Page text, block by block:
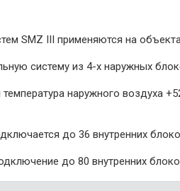
SMZ III применяются на
систему из 4-х наружных
наружного воздуха
до 36 внутренних
до 80 внутренних